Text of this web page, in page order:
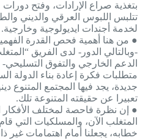
بتغذية صراع الإرادات، وفتح
تتلبس اللبوس العرقي والديني
لخدمة أجندات ايديولوجية وخارجية.
● من هنا أهمية فحص القدرة
-وبالتالي الدور- لدى الفريق
الدعم الخارجي والتفوق
متطلبات فكرة إعادة بناء الدولة
جديدة، يجد فيها المجتمع المتنوع
تعبيرا عن حقيقته المتنوعة تلك.
● إن نظرة فاحصة لمختلف الأفكار
المتغلب الآن، والمسلكيات التي
خطابه، يجعلنا أمام اهتمامات غير